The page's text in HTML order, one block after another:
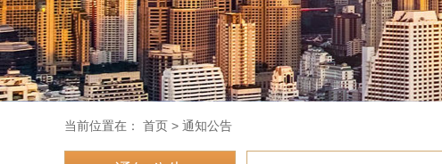
当前位置在： 首页 > 通知公告